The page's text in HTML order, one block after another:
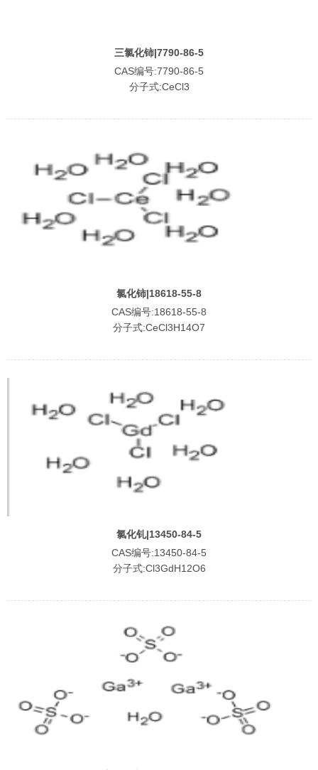
三氯化铈|7790-86-5
CAS编号:7790-86-5
分子式:CeCl3
氯化铈|18618-55-8
CAS编号:18618-55-8
分子式:CeCl3H14O7
氯化钆|13450-84-5
CAS编号:13450-84-5
分子式:Cl3GdH12O6